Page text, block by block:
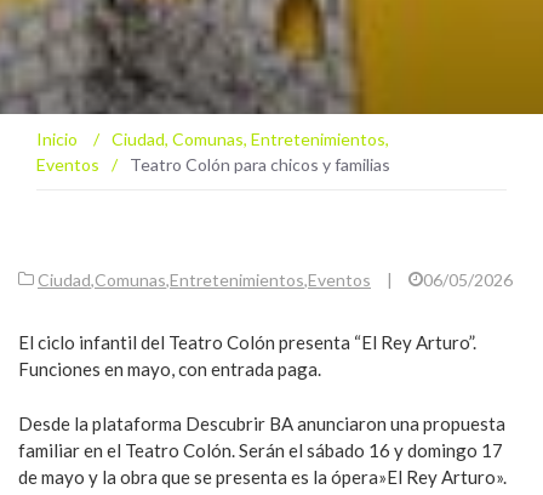
Inicio / Ciudad, Comunas, Entretenimientos,
Eventos
/ Teatro Colón para chicos y familias
Ciudad,Comunas,Entretenimientos,Eventos | 06/05/2026
El ciclo infantil del Teatro Colón presenta “El Rey Arturo”.
Funciones en mayo, con entrada paga.
Desde la plataforma Descubrir BA anunciaron una propuesta
familiar en el Teatro Colón. Serán el sábado 16 y domingo 17
de mayo y la obra que se presenta es la ópera»El Rey Arturo».